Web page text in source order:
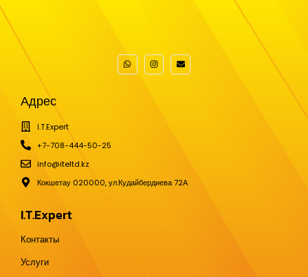
Адрес
I.T.Expert
+7-708-444-50-25
info@iteltd.kz
Кокшетау 020000, ул.Кудайбердиева 72А
I.T.Expert
Контакты
Услуги